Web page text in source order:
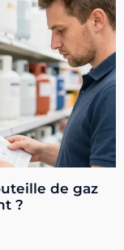
de gaz
?